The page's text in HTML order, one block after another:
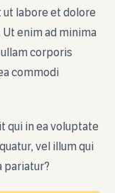
ut labore et dolore
enim ad minima
corporis
commodi
qui in ea voluptate
vel illum qui
pariatur?